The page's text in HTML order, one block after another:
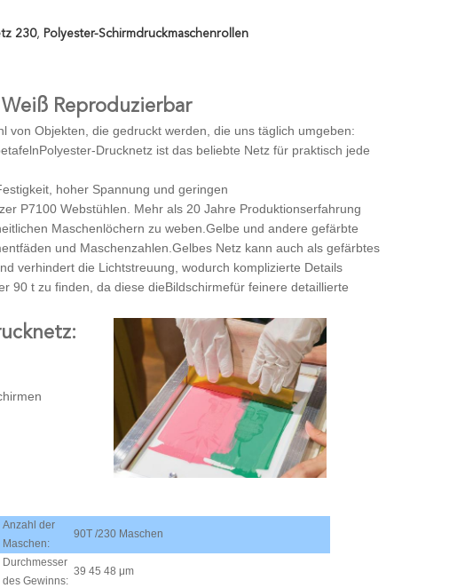
230, Polyester-Schirmdruckmaschenrollen
Reproduzierbar
von Objekten, die gedruckt werden, die uns täglich umgeben:
Drucknetz ist das beliebte Netz für praktisch jede
hoher Spannung und geringen
P7100 Webstühlen. Mehr als 20 Jahre Produktionserfahrung
Maschenlöchern zu weben.Gelbe und andere gefärbte
und Maschenzahlen. Gelbes Netz kann auch als gefärbtes
verhindert die Lichtstreuung, wodurch komplizierte Details
90 t zu finden, da diese dieBildschirmefür feinere detaillierte
Anzahl der
Maschen:
90T /230 Maschen
Durchmesser
des Gewinns:
39 45 48 μm